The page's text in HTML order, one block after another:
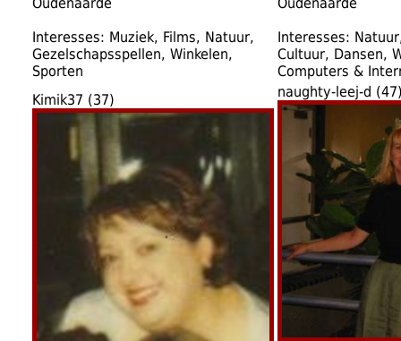
Interesses: Muziek, Films, Natuur,
Gezelschapsspellen, Winkelen,
Sporten
Interesses:
Cultuur, Dansen,
Computers &
Kimik37 (37)
naughty-leej-d